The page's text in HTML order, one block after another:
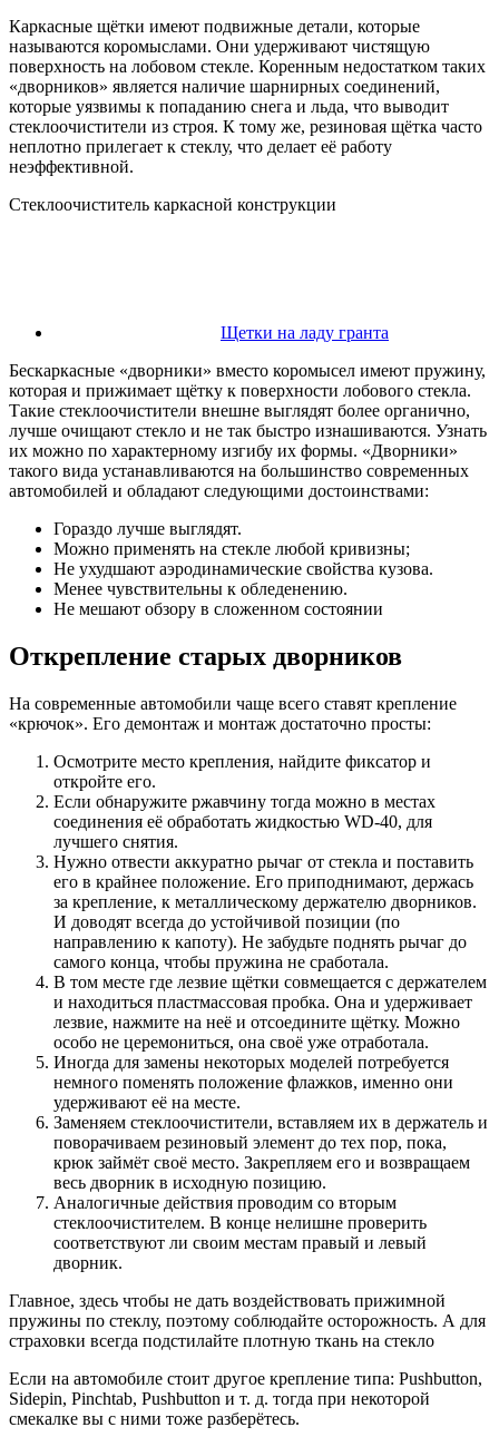
Каркасные щётки имеют подвижные детали, которые
называются коромыслами. Они удерживают чистящую
поверхность на лобовом стекле. Коренным недостатком таких
«дворников» является наличие шарнирных соединений,
которые уязвимы к попаданию снега и льда, что выводит
стеклоочистители из строя. К тому же, резиновая щётка часто
неплотно прилегает к стеклу, что делает её работу
неэффективной.
Стеклоочиститель каркасной конструкции
Щетки на ладу гранта
Бескаркасные «дворники» вместо коромысел имеют пружину,
которая и прижимает щётку к поверхности лобового стекла.
Такие стеклоочистители внешне выглядят более органично,
лучше очищают стекло и не так быстро изнашиваются. Узнать
их можно по характерному изгибу их формы. «Дворники»
такого вида устанавливаются на большинство современных
автомобилей и обладают следующими достоинствами:
Гораздо лучше выглядят.
Можно применять на стекле любой кривизны;
Не ухудшают аэродинамические свойства кузова.
Менее чувствительны к обледенению.
Не мешают обзору в сложенном состоянии
Открепление старых дворников
На современные автомобили чаще всего ставят крепление
«крючок». Его демонтаж и монтаж достаточно просты:
Осмотрите место крепления, найдите фиксатор и
откройте его.
Если обнаружите ржавчину тогда можно в местах
соединения её обработать жидкостью WD-40, для
лучшего снятия.
Нужно отвести аккуратно рычаг от стекла и поставить
его в крайнее положение. Его приподнимают, держась
за крепление, к металлическому держателю дворников.
И доводят всегда до устойчивой позиции (по
направлению к капоту). Не забудьте поднять рычаг до
самого конца, чтобы пружина не сработала.
В том месте где лезвие щётки совмещается с держателем
и находиться пластмассовая пробка. Она и удерживает
лезвие, нажмите на неё и отсоедините щётку. Можно
особо не церемониться, она своё уже отработала.
Иногда для замены некоторых моделей потребуется
немного поменять положение флажков, именно они
удерживают её на месте.
Заменяем стеклоочистители, вставляем их в держатель и
поворачиваем резиновый элемент до тех пор, пока,
крюк займёт своё место. Закрепляем его и возвращаем
весь дворник в исходную позицию.
Аналогичные действия проводим со вторым
стеклоочистителем. В конце нелишне проверить
соответствуют ли своим местам правый и левый
дворник.
Главное, здесь чтобы не дать воздействовать прижимной
пружины по стеклу, поэтому соблюдайте осторожность. А для
страховки всегда подстилайте плотную ткань на стекло
Если на автомобиле стоит другое крепление типа: Pushbutton,
Sidepin, Pinchtab, Pushbutton и т. д. тогда при некоторой
смекалке вы с ними тоже разберётесь.